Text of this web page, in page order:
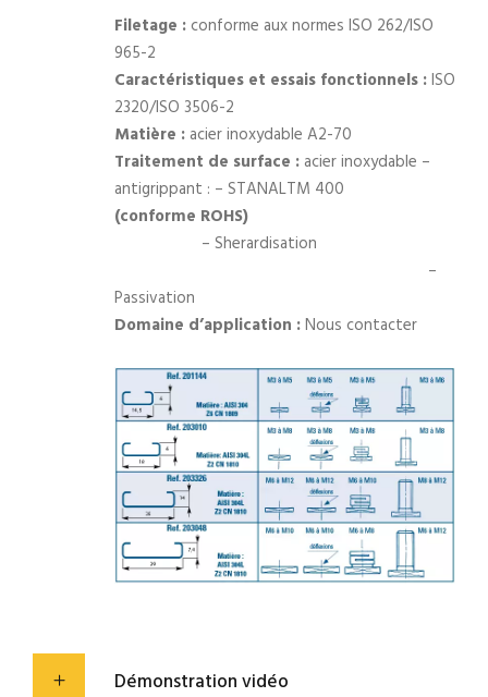
Filetage : conforme aux normes ISO 262/ISO
965-2
Caractéristiques et essais fonctionnels :ISO
2320/ISO 3506-2
Matière : acier inoxydable A2-70
Traitement de surface : acier inoxydable –
antigrippant : – STANALTM 400
(conforme ROHS)
– Sherardisation
–
Passivation
Domaine d’application :Nous contacter
Démonstration vidéo